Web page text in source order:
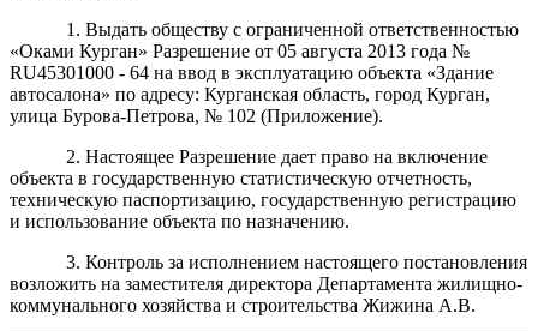
1. Выдать обществу с ограниченной ответственностью
«Оками Курган» Разрешение от 05 августа 2013 года №
RU45301000 - 64 на ввод в эксплуатацию объекта «Здание
автосалона» по адресу: Курганская область, город Курган,
улица Бурова-Петрова, № 102 (Приложение).
2. Настоящее Разрешение дает право на включение
объекта в государственную статистическую отчетность,
техническую паспортизацию, государственную регистрацию
и использование объекта по назначению.
3. Контроль за исполнением настоящего постановления
возложить на заместителя директора Департамента жилищно-
коммунального хозяйства и строительства Жижина А.В.